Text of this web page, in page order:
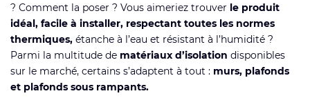
? Comment la poser ? Vous aimeriez trouver le produit
idéal, facile à installer, respectant toutes les normes
thermiques, étanche à l’eau et résistant à l’humidité ?
Parmi la multitude de matériaux d’isolation disponibles
sur le marché, certains s’adaptent à tout : murs, plafonds
et plafonds sous rampants.